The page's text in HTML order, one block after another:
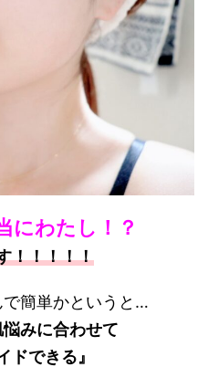
にわたし！？
！！！！！
簡単かというと…
悩みに合わせて
ドできる』